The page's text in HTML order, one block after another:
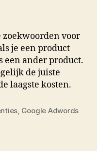
zoekwoorden voor
je een product
een ander product.
de juiste
laagste kosten.
Google Adwords